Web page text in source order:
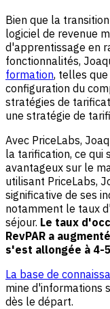
Bien que la
logiciel de revenue
d'apprentissage en
fonctionnalités,
formation, telles
configuration du
stratégies de
une stratégie de
Avec PriceLabs,
la tarification, ce qui
avantageux sur le
utilisant PriceLabs,
significative de ses
notamment le taux
séjour. Le taux
RevPAR a
s'est allongée à 4-
La base de
mine d'informations
dès le départ.